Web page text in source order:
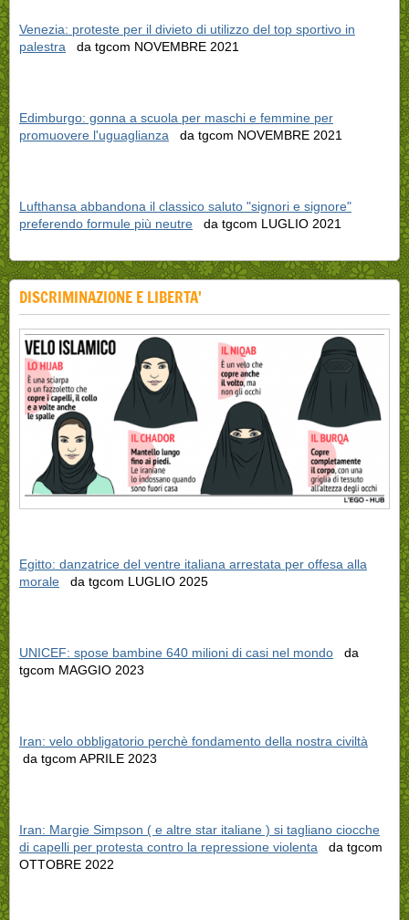
Venezia: proteste per il divieto di utilizzo del top sportivo in
palestra da tgcom NOVEMBRE 2021
Edimburgo: gonna a scuola per maschi e femmine per
promuovere l'uguaglianza da tgcom NOVEMBRE 2021
Lufthansa abbandona il classico saluto "signori e signore"
preferendo formule più neutre da tgcom LUGLIO 2021
DISCRIMINAZIONE E LIBERTA'
Egitto: danzatrice del ventre italiana arrestata per offesa alla
morale da tgcom LUGLIO 2025
UNICEF: spose bambine 640 milioni di casi nel mondo da
tgcom MAGGIO 2023
Iran: velo obbligatorio perchè fondamento della nostra civiltà
da tgcom APRILE 2023
Iran: Margie Simpson ( e altre star italiane ) si tagliano ciocche
di capelli per protesta contro la repressione violenta da tgcom
OTTOBRE 2022